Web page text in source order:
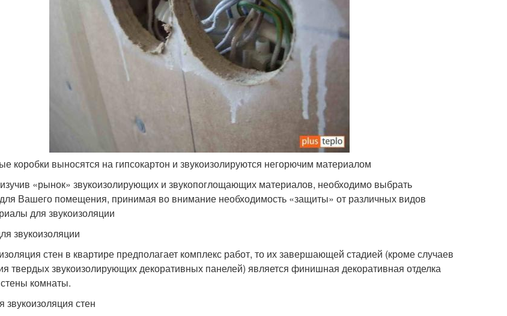
коробки выносятся на гипсокартон и звукоизолируются негорючим материалом
«рынок» звукоизолирующих и звукопоглощающих материалов, необходимо выбрать
Вашего помещения, принимая во внимание необходимость «защиты» от различных видов
для звукоизоляции
звукоизоляции
стен в квартире предполагает комплекс работ, то их завершающей стадией (кроме случаев
твердых звукоизолирующих декоративных панелей) является финишная декоративная отделка
комнаты.
звукоизоляция стен